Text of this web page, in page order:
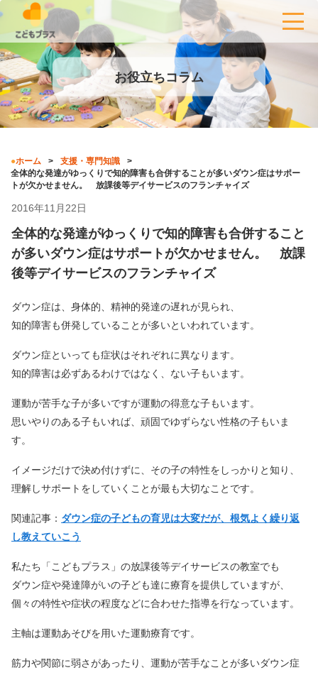
お役立ちコラム
ホーム
支援・専門知識
全体的な発達がゆっくりで知的障害も合併することが多いダウン症はサポー
トが欠かせません。 放課後等デイサービスのフランチャイズ
2016年11月22日
全体的な発達がゆっくりで知的障害も合併すること
が多いダウン症はサポートが欠かせません。 放課
後等デイサービスのフランチャイズ
ダウン症は、身体的、精神的発達の遅れが見られ、
知的障害も併発していることが多いといわれています。
ダウン症といっても症状はそれぞれに異なります。
知的障害は必ずあるわけではなく、ない子もいます。
運動が苦手な子が多いですが運動の得意な子もいます。
思いやりのある子もいれば、頑固でゆずらない性格の子もいま
す。
イメージだけで決め付けずに、その子の特性をしっかりと知り、
理解しサポートをしていくことが最も大切なことです。
関連記事： ダウン症の子どもの育児は大変だが、根気よく繰り返
し教えていこう
私たち「こどもプラス」の放課後等デイサービスの教室でも
ダウン症や発達障がいの子ども達に療育を提供していますが、
個々の特性や症状の程度などに合わせた指導を行なっています。
主軸は運動あそびを用いた運動療育です。
筋力や関節に弱さがあったり、運動が苦手なことが多いダウン症